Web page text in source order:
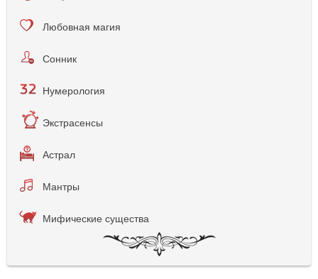
Любовная магия
Сонник
Нумерология
Экстрасенсы
Астрал
Мантры
Мифические существа